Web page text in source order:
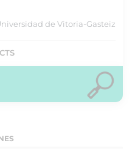
de Vitoria-Gasteiz